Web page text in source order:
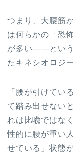
つまり、大腰筋
は何らかの「恐
が多い——という
たキネシオロジ
「腰が引けてい
て踏み出せない
れは比喩ではな
性的に腰が重い
せている」状態